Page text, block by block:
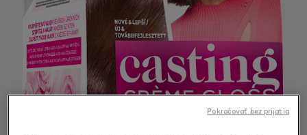
Pokračovať bez prijatia